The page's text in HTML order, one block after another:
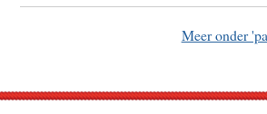
Meer onder